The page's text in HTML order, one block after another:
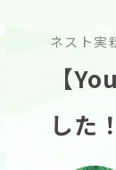
ネスト実
【
した！